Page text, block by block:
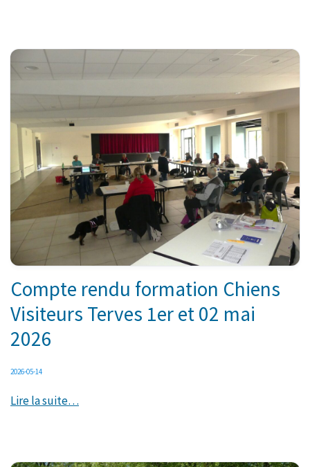
Compte rendu formation Chiens
Visiteurs Terves 1er et 02 mai
2026
2026-05-14
Lire la suite…